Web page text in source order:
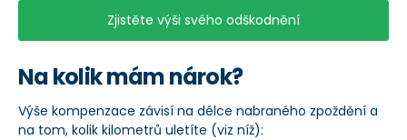
Zjistěte výši svého odškodnění
Na kolik mám nárok?
Výše kompenzace závisí na délce nabraného zpoždění a
na tom, kolik kilometrů uletíte (viz níž):